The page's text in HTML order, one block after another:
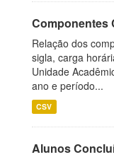
Componentes
Relação dos
sigla, carga
Unidade
ano e período...
CSV
Alunos